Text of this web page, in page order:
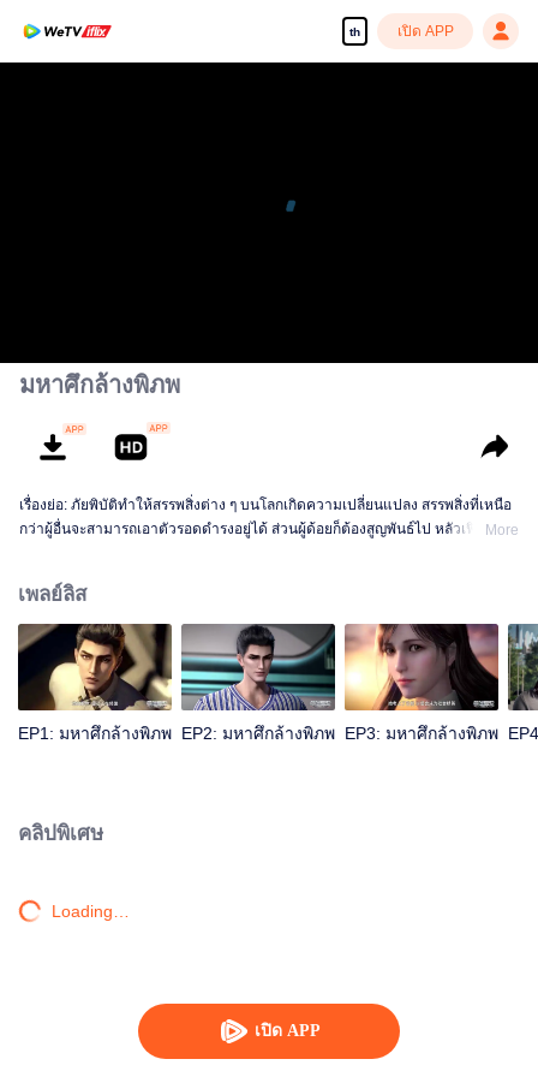
th เปิด APP
เปิด APP
มหาศึกล้างพิภพ
เรื่องย่อ: ภัยพิบัติทำให้สรรพสิ่งต่าง ๆ บนโลกเกิดความเปลี่ยนแปลง สรรพสิ่งที่เหนือ
กว่าผู้อื่นจะสามารถเอาตัวรอดดำรงอยู่ได้ ส่วนผู้ด้อยก็ต้องสูญพันธ์ไป หลัวเฟิงกลาย
กัน และทำการพัฒนาเป็นร่างกายมนุษย์ หลังจากนั้นเขาก็ได้ออกจากดาวโลกมุ่งสู่
จักรวาล เรื่องราวการต่อสู้ได้เริ่มขึ้นแล้ว รับชมได้ผ่านทาง WeTV
More
เพลย์ลิส
EP1: มหาศึกล้างพิภพ EP2: มหาศึกล้างพิภพ EP3: มหาศึกล้างพิภพ
คลิปพิเศษ
Loading…